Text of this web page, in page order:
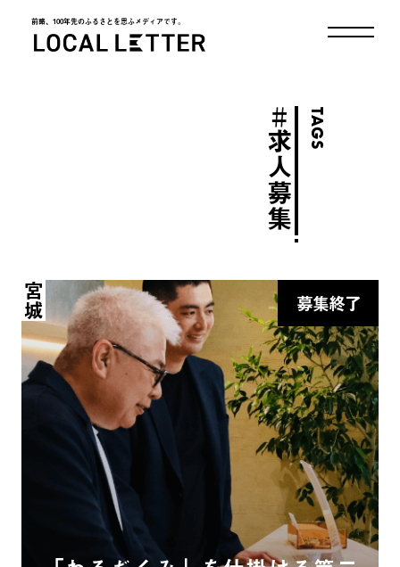
前略、100年先のふるさとを思ふメディアです。
TAGS
＃
求人募集
募集終了
宮城